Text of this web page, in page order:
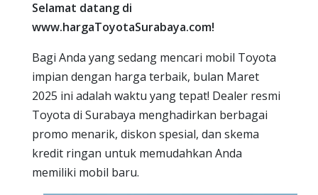
Selamat datang di
www.hargaToyotaSurabaya.com!
Bagi Anda yang sedang mencari mobil Toyota
impian dengan harga terbaik, bulan Maret
2025 ini adalah waktu yang tepat! Dealer resmi
Toyota di Surabaya menghadirkan berbagai
promo menarik, diskon spesial, dan skema
kredit ringan untuk memudahkan Anda
memiliki mobil baru.